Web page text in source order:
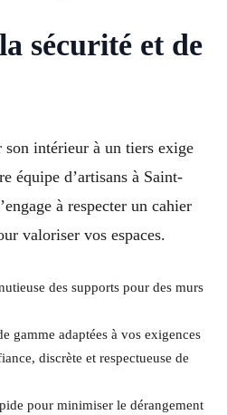
sécurité et de
son intérieur à un tiers exige
équipe d’artisans à Saint-
à respecter un cahier
valoriser vos espaces.
des supports pour des murs
gamme adaptées à vos exigences
discrète et respectueuse de
pour minimiser le dérangement